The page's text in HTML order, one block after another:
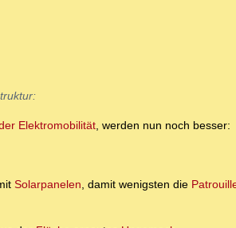
Elektromobilität, werden nun noch besser:
Solarpanelen, damit wenigsten die